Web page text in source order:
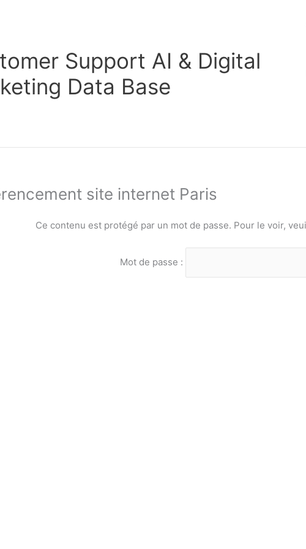
Support AI & Digital
Data Base
site internet Paris
Ce contenu est protégé par un mot de passe. Pour le voir,
Mot de passe :